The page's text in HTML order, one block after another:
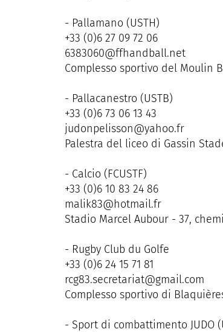
- Pallamano (USTH)
+33 (0)6 27 09 72 06
6383060@ffhandball.net
Complesso sportivo del Moulin
- Pallacanestro (USTB)
+33 (0)6 73 06 13 43
judonpelisson@yahoo.fr
Palestra del liceo di Gassin
- Calcio (FCUSTF)
+33 (0)6 10 83 24 86
malik83@hotmail.fr
Stadio Marcel Aubour - 37,
- Rugby Club du Golfe
+33 (0)6 24 15 71 81
rcg83.secretariat@gmail.com
Complesso sportivo di
- Sport di combattimento JUDO